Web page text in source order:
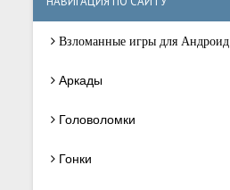
Взломанные игры для Андроид
Аркады
Головоломки
Гонки